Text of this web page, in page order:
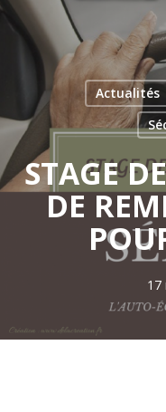
Skip
to
main
content
Actualités
STAGE
DE
17